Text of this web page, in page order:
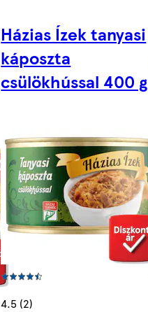
Házias Ízek tanyasi
káposzta
csülökhússal 400 g
4.5 (2)